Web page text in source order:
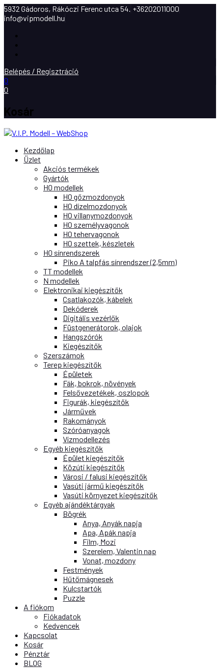
5932 Gádoros, Rákóczi Ferenc utca 54. +36202011000
info@vipmodell.hu
Belépés / Regisztráció
0
0
Kosár
Kezdőlap
Üzlet
Akciós termékek
Gyártók
H0 modellek
H0 gőzmozdonyok
H0 dízelmozdonyok
H0 villanymozdonyok
H0 személyvagonok
H0 tehervagonok
H0 szettek, készletek
H0 sínrendszerek
Piko A talpfás sínrendszer (2,5mm)
TT modellek
N modellek
Elektronikai kiegészítők
Csatlakozók, kábelek
Dekóderek
Digitális vezérlők
Füstgenerátorok, olajok
Hangszórók
Kiegészítők
Szerszámok
Terep kiegészítők
Épületek
Fák, bokrok, növények
Felsővezetékek, oszlopok
Figurák, kiegészítők
Járművek
Rakományok
Szóróanyagok
Vízmodellezés
Egyéb kiegészítők
Épület kiegészítők
Közúti kiegészítők
Városi / falusi kiegészítők
Vasúti jármű kiegészítők
Vasúti környezet kiegészítők
Egyéb ajándéktárgyak
Bögrék
Anya, Anyák napja
Apa, Apák napja
Film, Mozi
Szerelem, Valentin nap
Vonat, mozdony
Festmények
Hűtőmágnesek
Kulcstartók
Puzzle
A fiókom
Fiókadatok
Kedvencek
Kapcsolat
Kosár
Pénztár
BLOG